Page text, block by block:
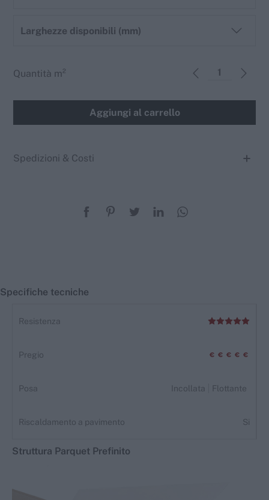
Larghezze disponibili (mm)
Quantità m²
Aggiungi al carrello
Spedizioni & Costi
Specifiche tecniche
Resistenza
Pregio
Posa Incollata Flottante
Riscaldamento a pavimento Si
Struttura Parquet Prefinito